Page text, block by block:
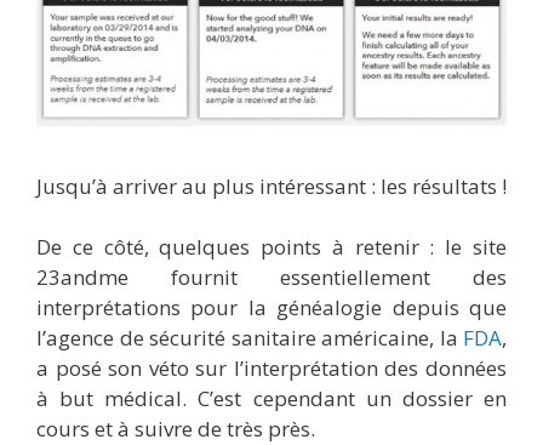
Jusqu’à arriver au plus intéressant : les résultats !
De ce côté, quelques points à retenir : le site
23andme fournit essentiellement des
interprétations pour la généalogie depuis que
l’agence de sécurité sanitaire américaine, la FDA,
a posé son véto sur l’interprétation des données
à but médical. C’est cependant un dossier en
cours et à suivre de très près.